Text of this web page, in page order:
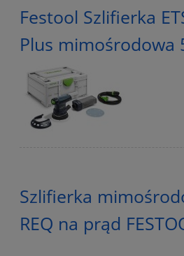
Festool Szlifierka
Plus mimośrodowa
Szlifierka
REQ na prąd